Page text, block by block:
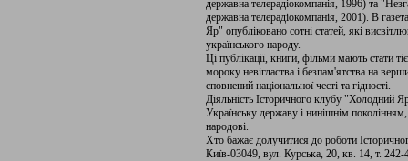
державна телерадіокомпанія, 1996) та
державна телерадіокомпанія, 2001). В
Яр" опубліковано сотні статей, які
українського народу.
Ці публікації, книги, фільми мають стати
мороку невігластва і безпам'ятства на
сповнений національної честі та гідності.
Діяльність Історичного клубу "Холодний
Українську державу і нинішнім
народові.
Хто бажає долучитися до роботи
Київ-03049, вул. Курська, 20, кв. 14, т. 242-